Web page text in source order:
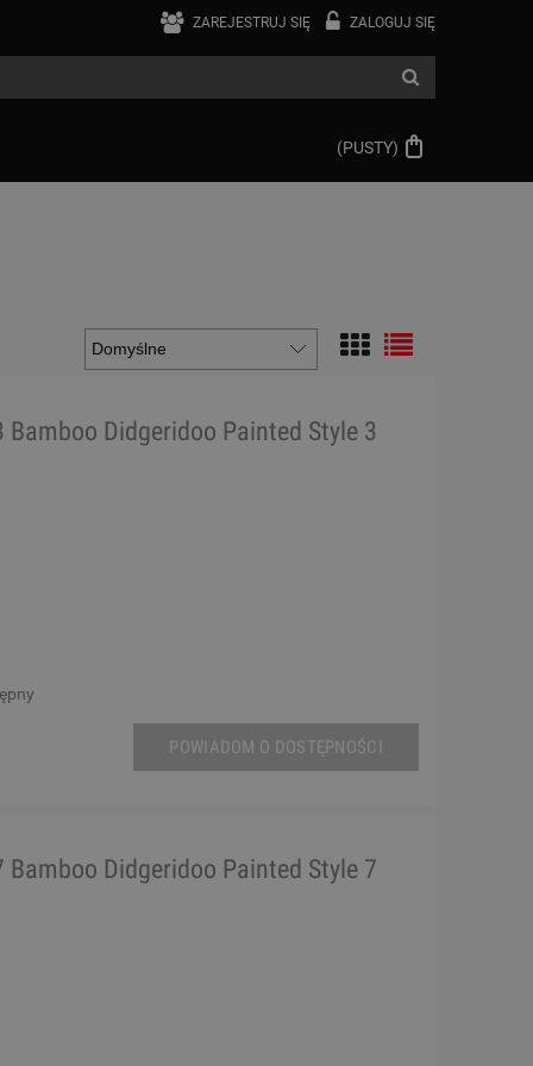
ZAREJESTRUJ SIĘ ZALOGUJ SIĘ
(PUSTY)
Bamboo Didgeridoo Painted Style 3
POWIADOM O DOSTĘPNOŚCI
Bamboo Didgeridoo Painted Style 7